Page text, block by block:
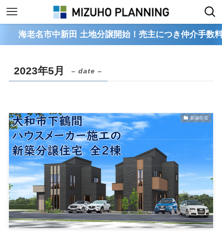
海老名市中新田 土地分譲開始！売主につき仲介手数料
2023年5月 – date –
新築住宅